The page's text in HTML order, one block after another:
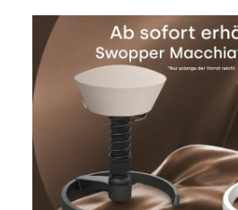
Bildergalerie überspringen